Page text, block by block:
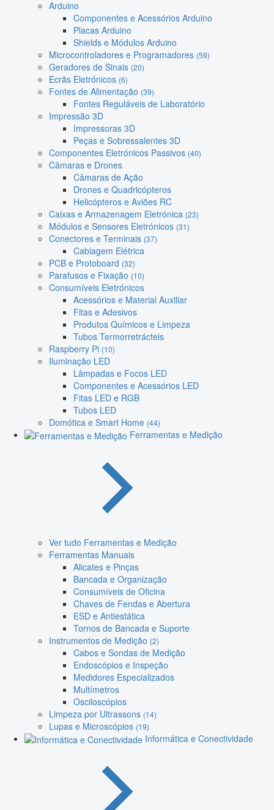
Arduino
Componentes e Acessórios Arduino
Placas Arduino
Shields e Módulos Arduino
Microcontroladores e Programadores (59)
Geradores de Sinais (20)
Ecrãs Eletrónicos (6)
Fontes de Alimentação (39)
Fontes Reguláveis de Laboratório
Impressão 3D
Impressoras 3D
Peças e Sobressalentes 3D
Componentes Eletrónicos Passivos (40)
Câmaras e Drones
Câmaras de Ação
Drones e Quadricópteros
Helicópteros e Aviões RC
Caixas e Armazenagem Eletrónica (23)
Módulos e Sensores Eletrónicos (31)
Conectores e Terminais (37)
Cablagem Elétrica
PCB e Protoboard (32)
Parafusos e Fixação (10)
Consumíveis Eletrónicos
Acessórios e Material Auxiliar
Fitas e Adesivos
Produtos Químicos e Limpeza
Tubos Termorretrácteis
Raspberry Pi (10)
Iluminação LED
Lâmpadas e Focos LED
Componentes e Acessórios LED
Fitas LED e RGB
Tubos LED
Domótica e Smart Home (44)
Ferramentas e Medição
Ver tudo Ferramentas e Medição
Ferramentas Manuais
Alicates e Pinças
Bancada e Organização
Consumíveis de Oficina
Chaves de Fendas e Abertura
ESD e Antiestática
Tornos de Bancada e Suporte
Instrumentos de Medição (2)
Cabos e Sondas de Medição
Endoscópios e Inspeção
Medidores Especializados
Multímetros
Osciloscópios
Limpeza por Ultrassons (14)
Lupas e Microscópios (19)
Informática e Conectividade